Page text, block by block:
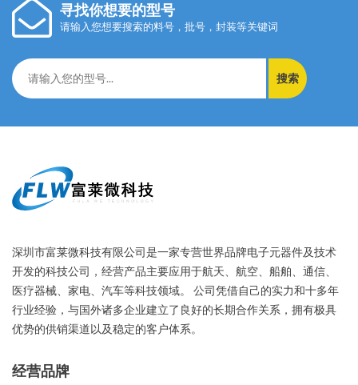
寻找你想要的型号
请输入您想要搜索的料号，批号，封装等关键词
搜索
深圳市富莱微科技有限公司是一家专营世界品牌电子元器件及技术
开发的科技公司，经营产品主要应用于航天、航空、船舶、通信、
医疗器械、家电、汽车等科技领域。 公司凭借自己的实力和十多年
行业经验，与国外诸多企业建立了良好的长期合作关系，拥有极具
优势的供销渠道以及稳定的客户体系。
经营品牌